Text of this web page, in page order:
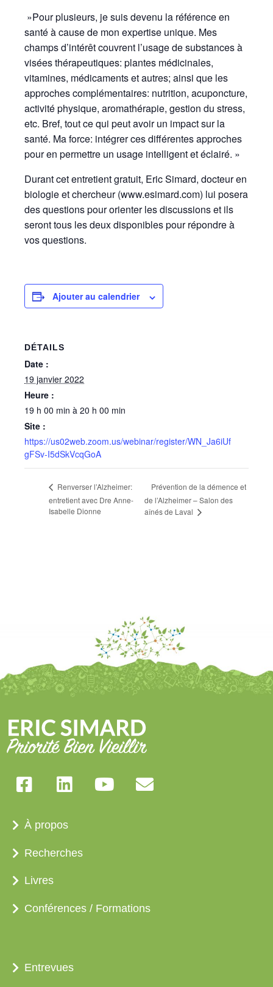
»Pour plusieurs, je suis devenu la référence en
santé à cause de mon expertise unique. Mes
champs d’intérêt couvrent l’usage de substances à
visées thérapeutiques: plantes médicinales,
vitamines, médicaments et autres; ainsi que les
approches complémentaires: nutrition, acuponcture,
activité physique, aromathérapie, gestion du stress,
etc. Bref, tout ce qui peut avoir un impact sur la
santé. Ma force: intégrer ces différentes approches
pour en permettre un usage intelligent et éclairé. »
Durant cet entretient gratuit, Eric Simard, docteur en
biologie et chercheur (www.esimard.com) lui posera
des questions pour orienter les discussions et ils
seront tous les deux disponibles pour répondre à
vos questions.
Ajouter au calendrier
DÉTAILS
Date :
19 janvier 2022
Heure :
19 h 00 min à 20 h 00 min
Site :
https://us02web.zoom.us/webinar/register/WN_Ja6iUf
gFSv-I5dSkVcqGoA
Renverser l’Alzheimer:
entretient avec Dre Anne-
Isabelle Dionne
Prévention de la démence et
de l’Alzheimer – Salon des
aînés de Laval
À propos
Recherches
Livres
Conférences / Formations
Entrevues